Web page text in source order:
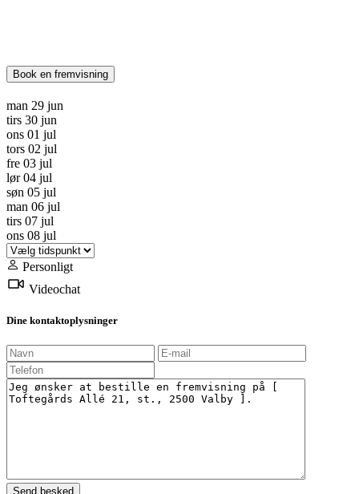
Book en fremvisning
man 29 jun
tirs 30 jun
ons 01 jul
tors 02 jul
fre 03 jul
lør 04 jul
søn 05 jul
man 06 jul
tirs 07 jul
ons 08 jul
Personligt
Videochat
Dine kontaktoplysninger